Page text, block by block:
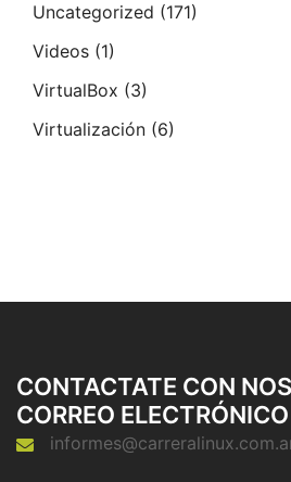
Uncategorized (171)
Videos (1)
VirtualBox (3)
Virtualización (6)
CONTACTATE CON
CORREO ELECTRÓNICO